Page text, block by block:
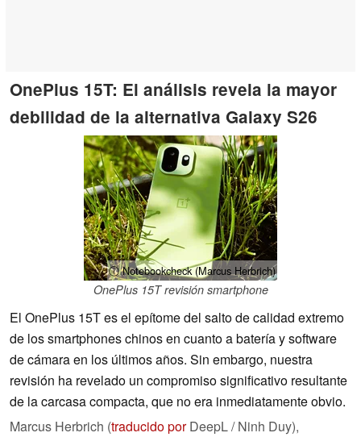
OnePlus 15T: El análisis revela la mayor
debilidad de la alternativa Galaxy S26
ⓘ Notebookcheck (Marcus Herbrich)
OnePlus 15T revisión smartphone
El OnePlus 15T es el epítome del salto de calidad extremo
de los smartphones chinos en cuanto a batería y software
de cámara en los últimos años. Sin embargo, nuestra
revisión ha revelado un compromiso significativo resultante
de la carcasa compacta, que no era inmediatamente obvio.
Marcus Herbrich (traducido porDeepL / Ninh Duy),